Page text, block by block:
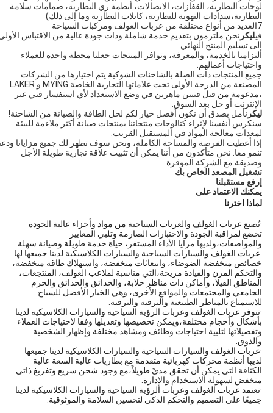
لوحات البطارية، القفازات، الاتصالات، أنظمة ري البطارية، صمامات سلامة
البطارية،سدادات التهوية للبطارية، كابلات البطارية وما إلى ذلك)
7العديد من أنواع مختلفة من عربات الغولف ومركبات السياحة
فيليكر نحن ملتزمون بتقديم خدمة شاملة وذات جودة عالية من الاقتباس
إلى تسليم المنتج النهائي
التزامنا بالخدمة، والمعرفة، وتوافر المنتجات جعلنا محطة واحدة للعملاء
واحتياجات أعمالهم.
جميع المنتجات ذات الصلة بالشاحنات الشوكية يتم اختيارها من الشركات
المصنعة من الدرجة الأولى تحت علاماتها التجارية الخاصة MYING و LAKER
،مدعومة من قبل فنيين ماهرين في وضع الاستعداد لأي استفسار فني عبر
الإنترنت أو حل بعد السوق.
ليكر نأمل بصدق أن نكون أفضل خيار لكم لحل الطاقة والصيانة من الشاحنة!
سنكرس أنفسنا لإثراء كتالوجات منتجاتنا بمنتجات صيانة أكثر ملاءمة للبيئة
لمعدات معالجة المواد في المستقبل القريب.
إذا أعطيت الفرصة والمساحة الكاملة، ونحن سوف تظهر لك جميع مزايانا
تنمو معا. نحن متأكدون من أننا يمكن أن تثبيت علاقة تجارية طويلة الأجل
وصديقة مع الشركة الموقرة
تشغيل المصعد الخاص بك
إرفع مستقبلنا
يمكنك الاعتماد على
لماذا اخترنا
·تُصنع عربات الغولف والعربات السياحية من مواد وأجزاء عالية الجودة
تخضع لمراقبة الجودة والاختبارات الصارمة وتلبي المعايير
والمواصفات،ولديها مزايا الأداء المستقر، حياة خدمة طويلة وصيانة سهلة
·عربات الغولف والسيارات السياحية والسيارات الكلاسيكية لدينا جميعها لها
خصائص منخفضة الضوضاء، وانبعاثات منخفضة، واستهلاك طاقة منخفضة،
والتحكم المرن والقيادة مريحة،التي مناسبة لملاعب الغولف، المنتجعات،
المناطق الفيلا، وأماكن ذات مناظر خلابة، والحدائق والحدائق والحرم
الجامعي والمجتمعات والمواقع الأخرى، وهي الخيار الأفضل للسياح
للاستمتاع بالمناظر الطبيعية والترفيه والترفيه.
·تتوفر عربات الغولف وعربات الرؤية السياحية والسيارات الكلاسيكية لدينا
بأشكال وأحجام مختلفة،ويمكن تخصيصها وتعديلها وفقا لاحتياجات العملاء
وتفضيلاتها لتلبية احتياجات وظائف ومشاهد مختلفة وإظهار الشخصية
والذوق.
·عربات الغولف والسيارات السياحية والسيارات الكلاسيكية لدينا جميعها
لديها أنظمة محركات كهربائية متقدمة مع بطاريات عالية السعة عالية
الكثافة التي يمكن أن تحقق مدىً طويلاً،مع وجود شحن سريع وتفريغ ذاتي
منخفض لسهولة الاستخدام والإدارة.
·تعتمد عربات الغولف وعربات الرؤية السياحية والسيارات الكلاسيكية لدينا
جميعًا على التصميم والتحكم الذكي لتحسين السلامة والموثوقية.